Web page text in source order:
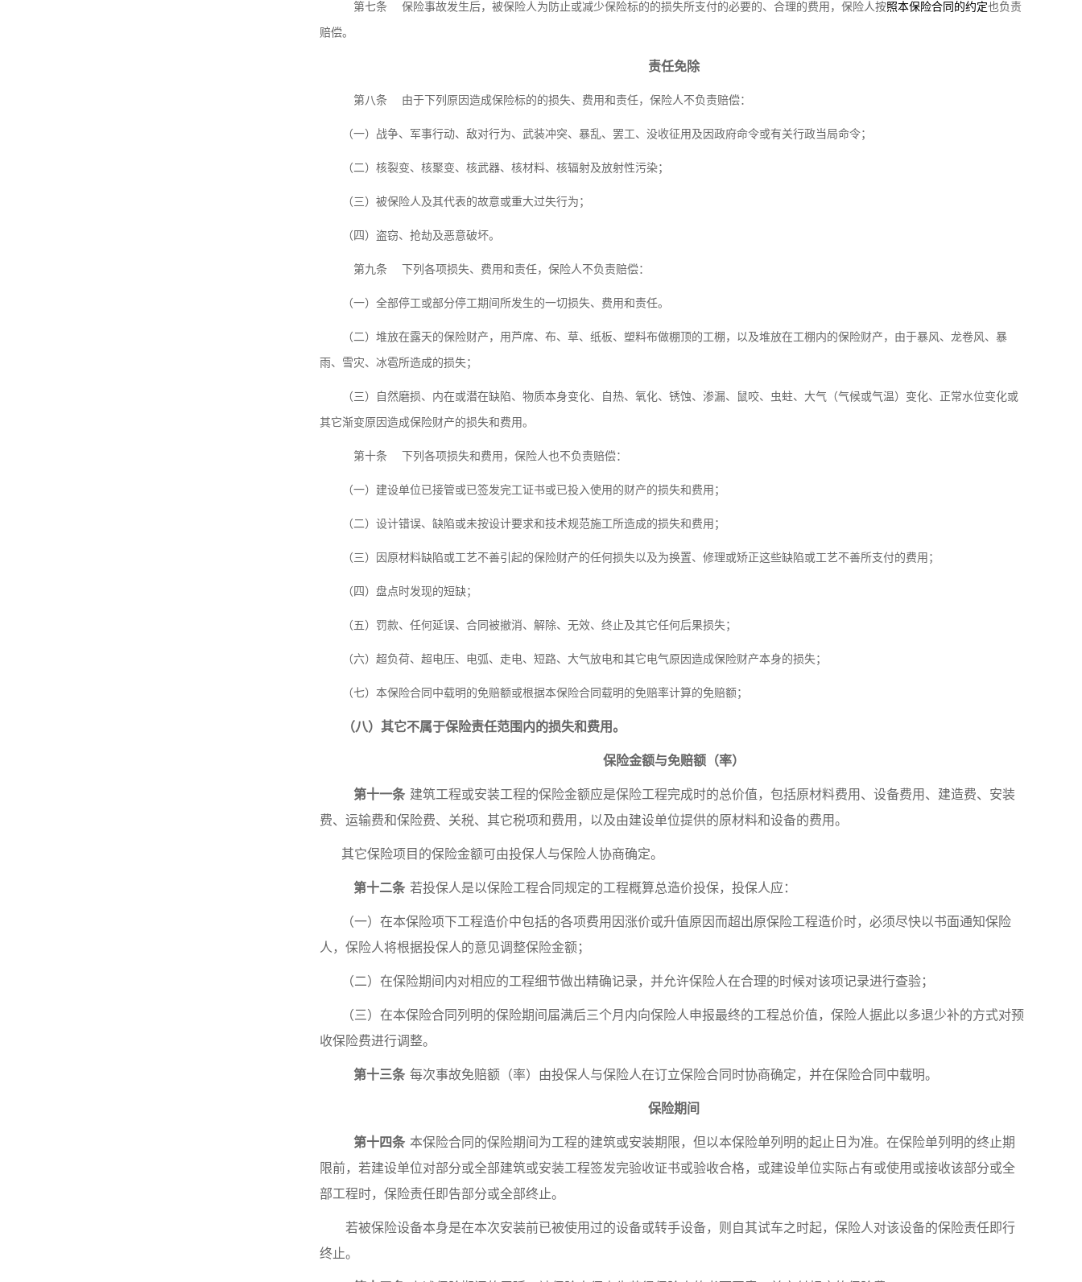
第七条 保险事故发生后，被保险人为防止或减少保险标的的损失所支付的必要的、合理的费用，保险人按照本保险合同的约定也负责
赔偿。
责任免除
第八条 由于下列原因造成保险标的的损失、费用和责任，保险人不负责赔偿：
（一）战争、军事行动、敌对行为、武装冲突、暴乱、罢工、没收征用及因政府命令或有关行政当局命令；
（二）核裂变、核聚变、核武器、核材料、核辐射及放射性污染；
（三）被保险人及其代表的故意或重大过失行为；
（四）盗窃、抢劫及恶意破坏。
第九条 下列各项损失、费用和责任，保险人不负责赔偿：
（一）全部停工或部分停工期间所发生的一切损失、费用和责任。
（二）堆放在露天的保险财产，用芦席、布、草、纸板、塑料布做棚顶的工棚，以及堆放在工棚内的保险财产，由于暴风、龙卷风、暴
雨、雪灾、冰雹所造成的损失；
（三）自然磨损、内在或潜在缺陷、物质本身变化、自热、氧化、锈蚀、渗漏、鼠咬、虫蛀、大气（气候或气温）变化、正常水位变化或
其它渐变原因造成保险财产的损失和费用。
第十条 下列各项损失和费用，保险人也不负责赔偿：
（一）建设单位已接管或已签发完工证书或已投入使用的财产的损失和费用；
（二）设计错误、缺陷或未按设计要求和技术规范施工所造成的损失和费用；
（三）因原材料缺陷或工艺不善引起的保险财产的任何损失以及为换置、修理或矫正这些缺陷或工艺不善所支付的费用；
（四）盘点时发现的短缺；
（五）罚款、任何延误、合同被撤消、解除、无效、终止及其它任何后果损失；
（六）超负荷、超电压、电弧、走电、短路、大气放电和其它电气原因造成保险财产本身的损失；
（七）本保险合同中载明的免赔额或根据本保险合同载明的免赔率计算的免赔额；
（八）其它不属于保险责任范围内的损失和费用。
保险金额与免赔额（率）
第十一条 建筑工程或安装工程的保险金额应是保险工程完成时的总价值，包括原材料费用、设备费用、建造费、安装
费、运输费和保险费、关税、其它税项和费用，以及由建设单位提供的原材料和设备的费用。
其它保险项目的保险金额可由投保人与保险人协商确定。
第十二条 若投保人是以保险工程合同规定的工程概算总造价投保，投保人应：
（一）在本保险项下工程造价中包括的各项费用因涨价或升值原因而超出原保险工程造价时，必须尽快以书面通知保险
人，保险人将根据投保人的意见调整保险金额；
（二）在保险期间内对相应的工程细节做出精确记录，并允许保险人在合理的时候对该项记录进行查验；
（三）在本保险合同列明的保险期间届满后三个月内向保险人申报最终的工程总价值，保险人据此以多退少补的方式对预
收保险费进行调整。
第十三条 每次事故免赔额（率）由投保人与保险人在订立保险合同时协商确定，并在保险合同中载明。
保险期间
第十四条 本保险合同的保险期间为工程的建筑或安装期限，但以本保险单列明的起止日为准。在保险单列明的终止期
限前，若建设单位对部分或全部建筑或安装工程签发完验收证书或验收合格，或建设单位实际占有或使用或接收该部分或全
部工程时，保险责任即告部分或全部终止。
若被保险设备本身是在本次安装前已被使用过的设备或转手设备，则自其试车之时起，保险人对该设备的保险责任即行
终止。